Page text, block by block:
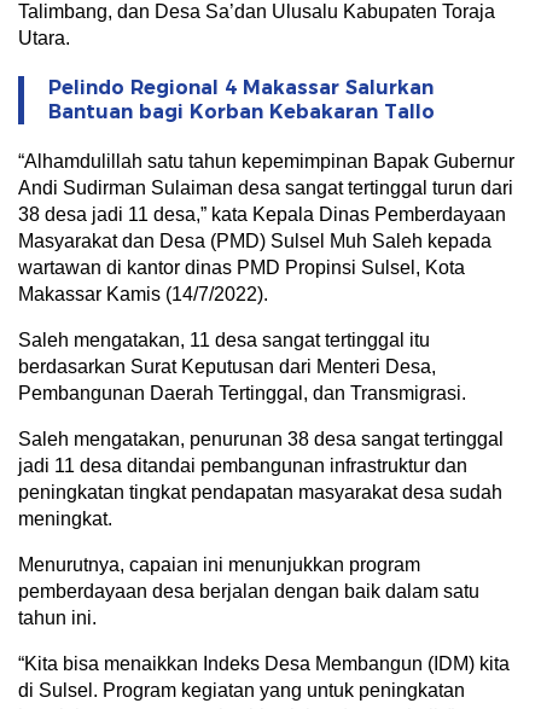
Talimbang, dan Desa Sa’dan Ulusalu Kabupaten Toraja
Utara.
Pelindo Regional 4 Makassar Salurkan
Bantuan bagi Korban Kebakaran Tallo
“Alhamdulillah satu tahun kepemimpinan Bapak Gubernur
Andi Sudirman Sulaiman desa sangat tertinggal turun dari
38 desa jadi 11 desa,” kata Kepala Dinas Pemberdayaan
Masyarakat dan Desa (PMD) Sulsel Muh Saleh kepada
wartawan di kantor dinas PMD Propinsi Sulsel, Kota
Makassar Kamis (14/7/2022).
Saleh mengatakan, 11 desa sangat tertinggal itu
berdasarkan Surat Keputusan dari Menteri Desa,
Pembangunan Daerah Tertinggal, dan Transmigrasi.
Saleh mengatakan, penurunan 38 desa sangat tertinggal
jadi 11 desa ditandai pembangunan infrastruktur dan
peningkatan tingkat pendapatan masyarakat desa sudah
meningkat.
Menurutnya, capaian ini menunjukkan program
pemberdayaan desa berjalan dengan baik dalam satu
tahun ini.
“Kita bisa menaikkan Indeks Desa Membangun (IDM) kita
di Sulsel. Program kegiatan yang untuk peningkatan